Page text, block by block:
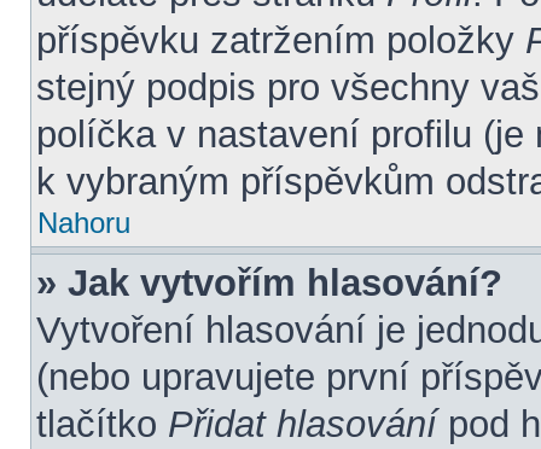
příspěvku zatržením položky
stejný podpis pro všechny
políčka v nastavení profilu (je
k vybraným příspěvkům
Nahoru
» Jak vytvořím hlasování?
Vytvoření hlasování je
(nebo upravujete první
tlačítko Přidat hlasovánípod